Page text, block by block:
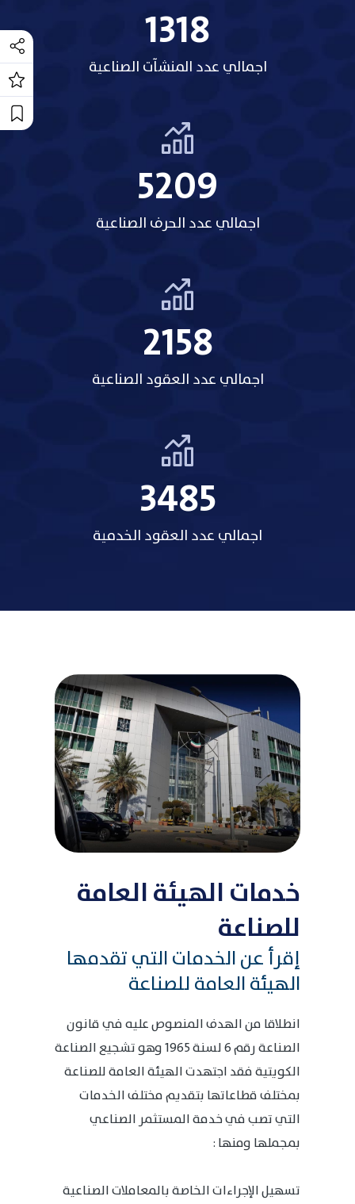
1318
اجمالي عدد المنشآت الصناعية
5209
اجمالي عدد الحرف الصناعية
2158
اجمالي عدد العقود الصناعية
3485
اجمالي عدد العقود الخدمية
خدمات الهيئة العامة
للصناعة
إقرأ عن الخدمات التي تقدمها
الهيئة العامة للصناعة
انطلاقا من الهدف المنصوص عليه في قانون
الصناعة رقم 6 لسنة 1965 وهو تشجيع الصناعة
الكويتية فقد اجتهدت الهيئة العامة للصناعة
بمختلف قطاعاتها بتقديم مختلف الخدمات
التي تصب في خدمة المستثمر الصناعي
بمجملها ومنها :
تسهيل الإجراءات الخاصة بالمعاملات الصناعية